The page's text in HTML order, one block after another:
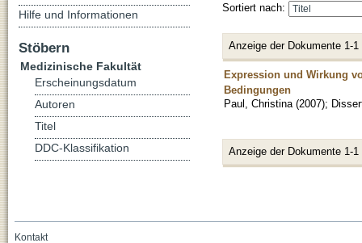
Sortiert nach:
Anzeige der Dokumente 1-1
Expression und Wirkung
Bedingungen
Paul, Christina (2007);
Anzeige der Dokumente 1-1
Hilfe und Informationen
Stöbern
Medizinische Fakultät
Erscheinungsdatum
Autoren
Titel
DDC-Klassifikation
Kontakt